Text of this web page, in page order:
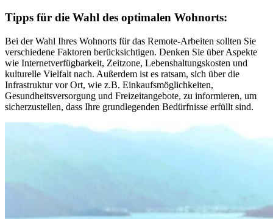
Tipps für die Wahl des optimalen Wohnorts:
Bei der Wahl Ihres Wohnorts für das Remote-Arbeiten sollten Sie
verschiedene Faktoren berücksichtigen. Denken Sie über Aspekte
wie Internetverfügbarkeit, Zeitzone, Lebenshaltungskosten und
kulturelle Vielfalt nach. Außerdem ist es ratsam, sich über die
Infrastruktur vor Ort, wie z.B. Einkaufsmöglichkeiten,
Gesundheitsversorgung und Freizeitangebote, zu informieren, um
sicherzustellen, dass Ihre grundlegenden Bedürfnisse erfüllt sind.